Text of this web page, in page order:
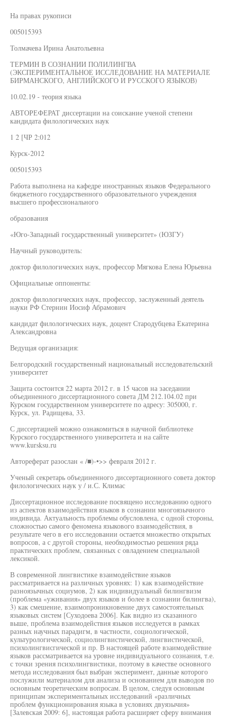
На правах рукописи
005015393
Толмачева Ирина Анатольевна
ТЕРМИН В СОЗНАНИИ ПОЛИЛИНГВА
(ЭКСПЕРИМЕНТАЛЬНОЕ ИССЛЕДОВАНИЕ НА МАТЕРИАЛЕ
БИРМАНСКОГО, АНГЛИЙСКОГО И РУССКОГО ЯЗЫКОВ)
10.02.19 - теория языка
АВТОРЕФЕРАТ диссертации на соискание ученой степени
кандидата филологических наук
1 2 [ЧР 2:012
Курск-2012
005015393
Работа выполнена на кафедре иностранных языков Федерального
бюджетного государственного образовательного учреждения
высшего профессионального
образования
«Юго-Западный государственный университет» (ЮЗГУ)
Научный руководитель:
доктор филологических наук, профессор Мягкова Елена Юрьевна
Официальные оппоненты:
доктор филологических наук, профессор, заслуженный деятель
науки РФ Стернин Иосиф Абрамович
кандидат филологических наук, доцент Стародубцева Екатерина
Александровна
Ведущая организация:
Белгородский государственный национальный исследовательский
университет
Защита состоится 22 марта 2012 г. в 15 часов на заседании
объединенного диссертационного совета ДМ 212.104.02 при
Курском государственном университете по адресу: 305000, г.
Курск, ул. Радищева, 33.
С диссертацией можно ознакомиться в научной библиотеке
Курского государственного университета и на сайте
www.kursksu.ru
Автореферат разослан « /■)-•>> февраля 2012 г.
Ученый секретарь объединенного диссертационного совета доктор
филологических наук у / и.С. Климас
Диссертационное исследование посвящено исследованию одного
из аспектов взаимодействия языков в сознании многоязычного
индивида. Актуальность проблемы обусловлена, с одной стороны,
сложностью самого феномена языкового взаимодействия, в
результате чего в его исследовании остается множество открытых
вопросов, а с другой стороны, необходимостью решения ряда
практических проблем, связанных с овладением специальной
лексикой.
В современной лингвистике взаимодействие языков
рассматривается на различных уровнях: 1) как взаимодействие
разноязычных социумов, 2) как индивидуальный билингвизм
(проблема «уживания» двух языков и более в сознании билингва),
3) как смешение, взаимопроникновение двух самостоятельных
языковых систем [Суходоева 2006]. Как видно из сказанного
выше, проблема взаимодействия языков исследуется в рамках
разных научных парадигм, в частности, социологической,
культурологической, социолингвистической, лингвистической,
психолингвисгической и пр. В настоящей работе взаимодействие
языков рассматривается на уровне индивидуального сознания, т.е.
с точки зрения психолингвистики, поэтому в качестве основного
метода исследования был выбран эксперимент, данные которого
послужили материалом для анализа и основанием для выводов по
основным теоретическим вопросам. В целом, следуя основным
принципам экспериментальных исследований «различных
проблем функционирования языка в условиях двуязычия»
[Залевская 2009: 6], настоящая работа расширяет сферу внимания